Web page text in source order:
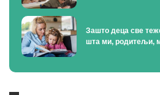
Зашто деца све
шта ми, родитељи,